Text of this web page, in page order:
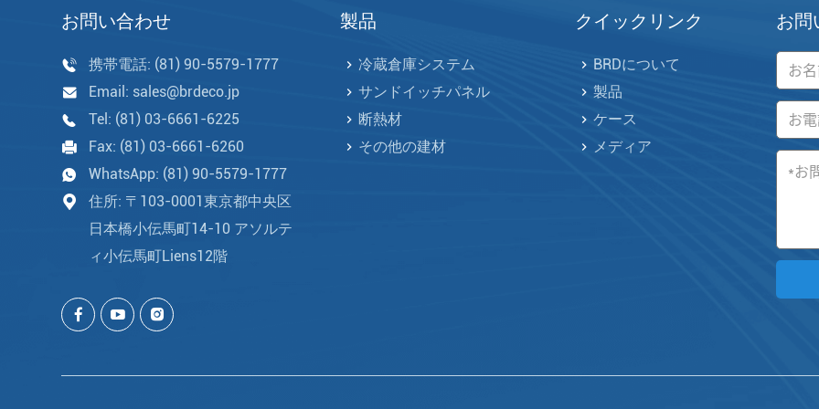
お問い合わせ
携帯電話: (81) 90-5579-1777
Email: sales@brdeco.jp
Tel: (81) 03-6661-6225
Fax: (81) 03-6661-6260
WhatsApp: (81) 90-5579-1777
住所: 〒103-0001東京都中央区
日本橋小伝馬町14-10 アソルテ
ィ小伝馬町Liens12階
製品
冷蔵倉庫システム
サンドイッチパネル
断熱材
その他の建材
クイックリンク
BRDについて
製品
ケース
メディア
お問